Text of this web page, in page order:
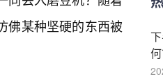
佛某种坚硬的东西被